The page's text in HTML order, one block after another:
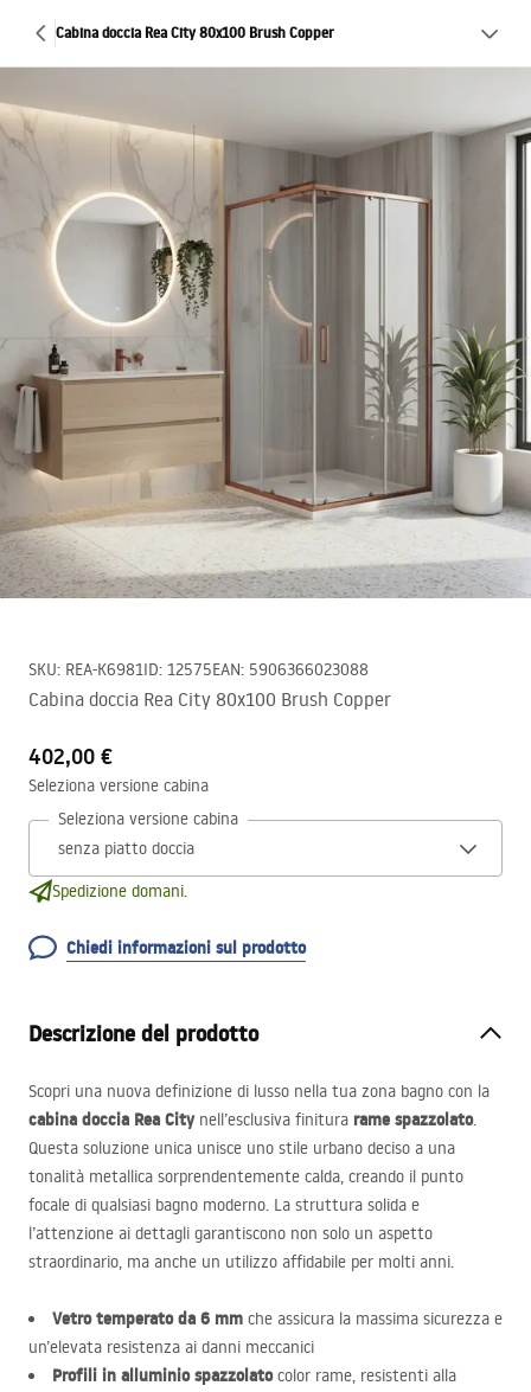
Cabina doccia Rea City 80x100 Brush Copper
SKU: REA-K6981ID: 12575EAN: 5906366023088
Cabina doccia Rea City 80x100 Brush Copper
402,00 €
Seleziona versione cabina
Seleziona versione cabina
Spedizione domani.
Chiedi informazioni sul prodotto
Descrizione del prodotto
Scopri una nuova definizione di lusso nella tua zona bagno con la
cabina doccia Rea Citynell’esclusiva finitura rame spazzolato.
Questa soluzione unica unisce uno stile urbano deciso a una
tonalità metallica sorprendentemente calda, creando il punto
focale di qualsiasi bagno moderno. La struttura solida e
l’attenzione ai dettagli garantiscono non solo un aspetto
straordinario, ma anche un utilizzo affidabile per molti anni.
Vetro temperato da 6 mm che assicura la massima sicurezza e
un’elevata resistenza ai danni meccanici
Profili in alluminio spazzolatocolor rame, resistenti alla